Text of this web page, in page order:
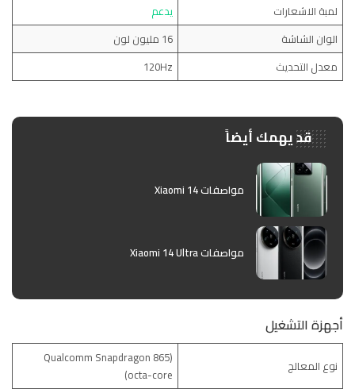
لمبة الاشعارات
يدعم
الوان الشاشة
16 مليون لون
معدل التحديث
120Hz
قد يهمك أيضاً
مواصفات Xiaomi 14
مواصفات Xiaomi 14 Ultra
أجهزة التشغيل
نوع المعالج
(Qualcomm Snapdragon 865
(octa-core